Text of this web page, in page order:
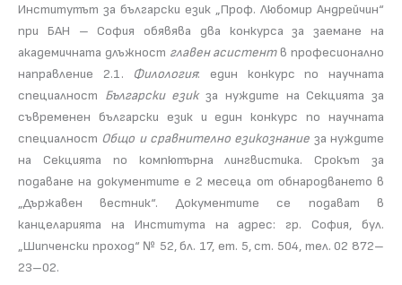
Институтът за български език „Проф. Любомир Андрейчин“
при БАН – София обявява два конкурса за заемане на
академичната длъжност главен асистентв професионално
направление 2.1. Филология: един конкурс по научната
специалност Български езикза нуждите на Секцията за
съвременен български език и един конкурс по научната
специалност Общо и сравнително езикознание за нуждите
на Секцията по компютърна лингвистика. Срокът за
подаване на документите е 2 месеца от обнародването в
„Държавен вестник“. Документите се подават в
канцеларията на Института на адрес: гр. София, бул.
„Шипченски проход“ № 52, бл. 17, ет. 5, ст. 504, тел. 02 872–
23–02.